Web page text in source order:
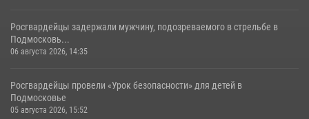
Росгвардейцы задержали мужчину, подозреваемого в стрельбе в
Подмосковь...
06 августа 2026, 14:35
Росгвардейцы провели «Урок безопасности» для детей в
Подмосковье
05 августа 2026, 15:52